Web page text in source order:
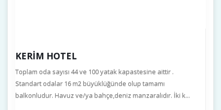
KERIM HOTEL
Toplam oda sayısı 44 ve 100 yatak kapastesine aittir .
Standart odalar 16 m2 büyüklüğünde olup tamamı
balkonludur. Havuz ve/ya bahçe,deniz manzaralıdır. İki k...